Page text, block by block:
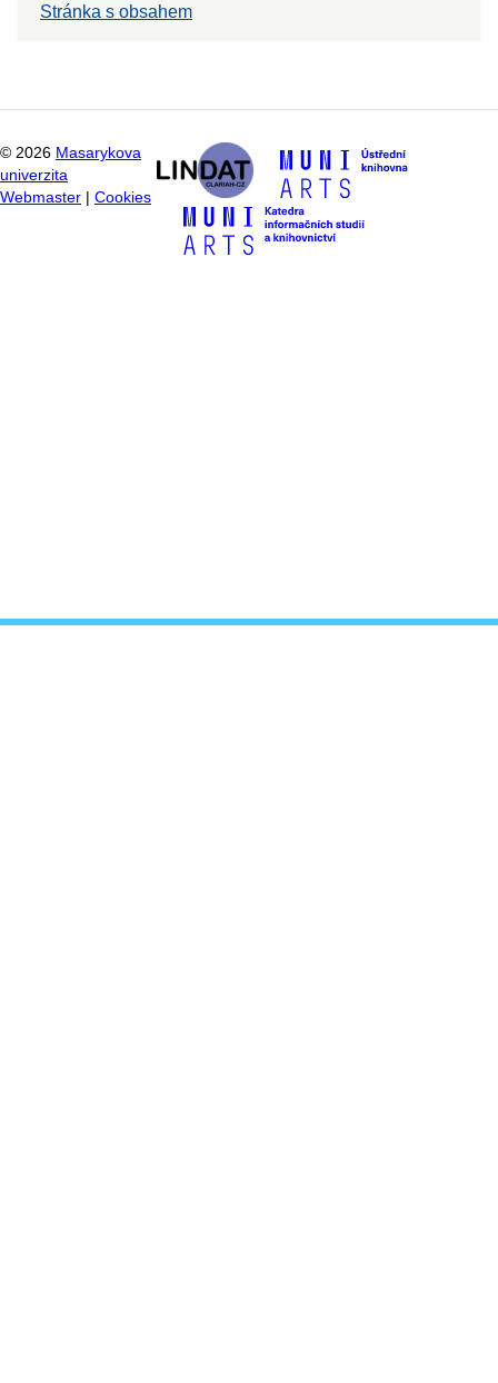
Stránka s obsahem
© 2026 Masarykova
univerzita
Webmaster
Cookies